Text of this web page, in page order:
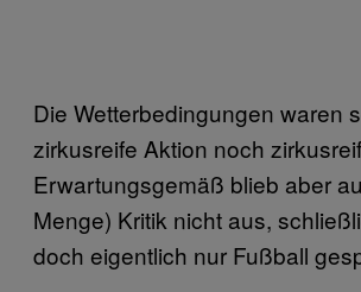
Die Wetterbedingungen waren
zirkusreife Aktion noch
Erwartungsgemäß blieb aber
Menge) Kritik nicht aus,
doch eigentlich nur Fußball